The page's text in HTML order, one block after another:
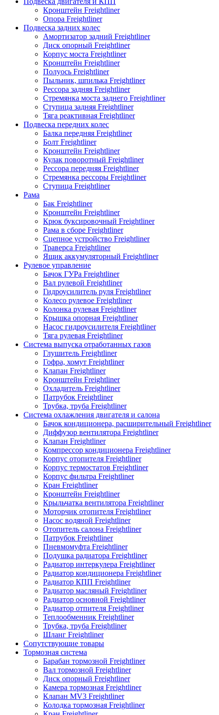
Кронштейн Freightliner
Опора Freightliner
Подвеска задних колес
Амортизатор задний Freightliner
Диск опорный Freightliner
Корпус моста Freightliner
Кронштейн Freightliner
Полуось Freightliner
Пыльник, шпилька Freightliner
Рессора задняя Freightliner
Стремянка моста заднего Freightliner
Ступица задняя Freightliner
Тяга реактивная Freightliner
Подвеска передних колес
Балка передняя Freightliner
Болт Freightliner
Кронштейн Freightliner
Кулак поворотный Freightliner
Рессора передняя Freightliner
Стремянка рессоры Freightliner
Ступица Freightliner
Рама
Бак Freightliner
Кронштейн Freightliner
Крюк буксировочный Freightliner
Рама в сборе Freightliner
Сцепное устройство Freightliner
Траверса Freightliner
Ящик аккумуляторный Freightliner
Рулевое управление
Бачок ГУРа Freightliner
Вал рулевой Freightliner
Гидроусилитель руля Freightliner
Колесо рулевое Freightliner
Колонка рулевая Freightliner
Крышка опорная Freightliner
Насос гидроусилителя Freightliner
Тяга рулевая Freightliner
Система выпуска отработанных газов
Глушитель Freightliner
Гофра, хомут Freightliner
Клапан Freightliner
Кронштейн Freightliner
Охладитель Freightliner
Патрубок Freightliner
Трубка, труба Freightliner
Система охлажления двигателя и салона
Бачок кондиционера, расширительный Freightliner
Диффузор вентилятора Freightliner
Клапан Freightliner
Компрессор кондиционера Freightliner
Корпус отопителя Freightliner
Корпус термостатов Freightliner
Корпус фильтра Freightliner
Кран Freightliner
Кронштейн Freightliner
Крыльчатка вентилятора Freightliner
Моторчик отопителя Freightliner
Насос водяной Freightliner
Отопитель салона Freightliner
Патрубок Freightliner
Пневмомуфта Freightliner
Подушка радиатора Freightliner
Радиатор интеркулера Freightliner
Радиатор кондиционера Freightliner
Радиатор КПП Freightliner
Радиатор масляный Freightliner
Радиатор основной Freightliner
Радиатор отпителя Freightliner
Теплообменник Freightliner
Трубка, труба Freightliner
Шланг Freightliner
Сопутствующие товары
Тормозная система
Барабан тормозной Freightliner
Вал тормозной Freightliner
Диск опорный Freightliner
Камера тормозная Freightliner
Клапан MV3 Freightliner
Колодка тормозная Freightliner